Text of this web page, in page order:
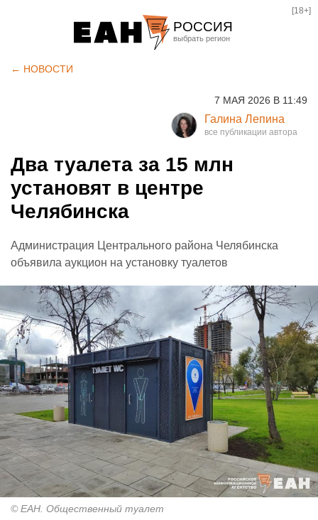
РОССИЯ
Курган
Оренбург
[18+]
← НОВОСТИ
7 МАЯ 2026 В 11:49
Галина Лепина
Два туалета за 15 млн
установят в центре
Челябинска
Администрация Центрального района Челябинска
объявила аукцион на установку туалетов
© ЕАН. Общественный туалет